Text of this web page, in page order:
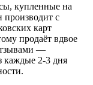
купленные на
производит с
карт
продаёт вдвое
—
каждые 2-3 дня